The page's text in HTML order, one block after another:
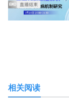
相关阅读